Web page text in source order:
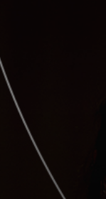
Für
Für